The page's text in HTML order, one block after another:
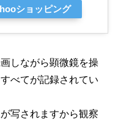
ショッピング
しながら顕微鏡を操
べてが記録されてい
写されますから観察